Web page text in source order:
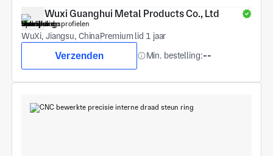
Wuxi Guanghui Metal Products Co., Ltd
WuXi, Jiangsu, ChinaPremium lid 1 jaar
Verzenden Min. bestelling:--